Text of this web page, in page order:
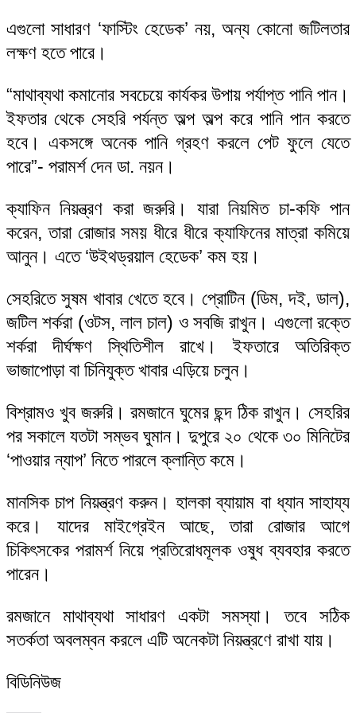
এগুলো সাধারণ ‘ফাস্টিং হেডেক’ নয়, অন্য কোনো জটিলতার
লক্ষণ হতে পারে।
“মাথাব্যথা কমানোর সবচেয়ে কার্যকর উপায় পর্যাপ্ত পানি পান।
ইফতার থেকে সেহরি পর্যন্ত অল্প অল্প করে পানি পান করতে
হবে। একসঙ্গে অনেক পানি গ্রহণ করলে পেট ফুলে যেতে
পারে”- পরামর্শ দেন ডা. নয়ন।
ক্যাফিন নিয়ন্ত্রণ করা জরুরি। যারা নিয়মিত চা-কফি পান
করেন, তারা রোজার সময় ধীরে ধীরে ক্যাফিনের মাত্রা কমিয়ে
আনুন। এতে ‘উইথড্রয়াল হেডেক’ কম হয়।
সেহরিতে সুষম খাবার খেতে হবে। প্রোটিন (ডিম, দই, ডাল),
জটিল শর্করা (ওটস, লাল চাল) ও সবজি রাখুন। এগুলো রক্তে
শর্করা দীর্ঘক্ষণ স্থিতিশীল রাখে। ইফতারে অতিরিক্ত
ভাজাপোড়া বা চিনিযুক্ত খাবার এড়িয়ে চলুন।
বিশ্রামও খুব জরুরি। রমজানে ঘুমের ছন্দ ঠিক রাখুন। সেহরির
পর সকালে যতটা সম্ভব ঘুমান। দুপুরে ২০ থেকে ৩০ মিনিটের
‘পাওয়ার ন্যাপ’ নিতে পারলে ক্লান্তি কমে।
মানসিক চাপ নিয়ন্ত্রণ করুন। হালকা ব্যায়াম বা ধ্যান সাহায্য
করে। যাদের মাইগ্রেইন আছে, তারা রোজার আগে
চিকিৎসকের পরামর্শ নিয়ে প্রতিরোধমূলক ওষুধ ব্যবহার করতে
পারেন।
রমজানে মাথাব্যথা সাধারণ একটা সমস্যা। তবে সঠিক
সতর্কতা অবলম্বন করলে এটি অনেকটা নিয়ন্ত্রণে রাখা যায়।
বিডিনিউজ